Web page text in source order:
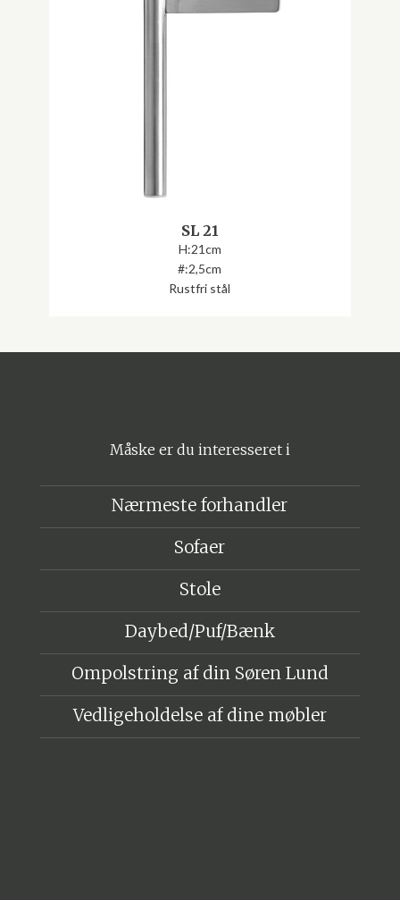
SL 21
H:21cm
#:2,5cm
Rustfri stål
Måske er du interesseret i
Nærmeste forhandler
Sofaer
Stole
Daybed/Puf/Bænk
Ompolstring af din Søren Lund
Vedligeholdelse af dine møbler